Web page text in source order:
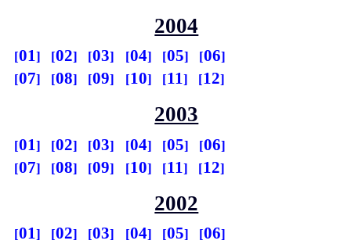
2004
01 02 03 04 05
06
07
08 09 10 11 12
2003
01 02 03 04 05
06
07
08 09 10 11 12
2002
01 02 03 04 05
06